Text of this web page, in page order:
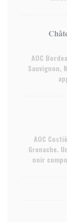
AOC
Sauvignon,
AOC
Grenache.
noir